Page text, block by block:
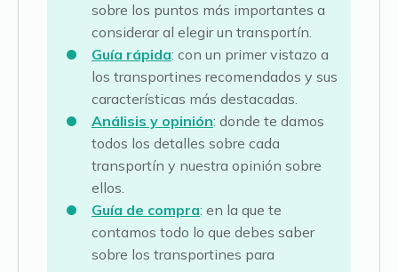
sobre los puntos más importantes a
considerar al elegir un transportín.
Guía rápida: con un primer vistazo a
los transportines recomendados y sus
características más destacadas.
Análisis y opinión: donde te damos
todos los detalles sobre cada
transportín y nuestra opinión sobre
ellos.
Guía de compra: en la que te
contamos todo lo que debes saber
sobre los transportines para